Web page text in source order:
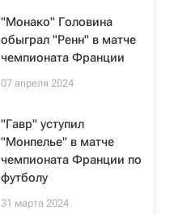
"Монако" Головина
обыграл "Ренн" в матче
чемпионата Франции
07 апреля 2024
"Гавр" уступил
"Монпелье" в матче
чемпионата Франции по
футболу
31 марта 2024